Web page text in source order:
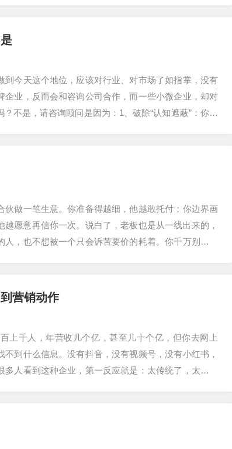
今天这个地位，应该对行业、对市场了如指掌，没有
企业，反而会和咨询公司合作，而一些小微企业，却对
不是，请咨询顾问是因为：1、破除“认知遮蔽”：你需
做一笔生意。你准备得越细，他越敢托付；你边界画
愿意再信你一次。说白了，老板也是从一线出来的，
，也不想被一个只会诉苦要价的耗着。你千万别说，
营销动作
上千人，年营收几个亿，甚至几十个亿，但你去网上
到什么信息。没有抖音，没有视频号，没有小红书，
人看到这种企业，第一反应就是：太传统了，太老派